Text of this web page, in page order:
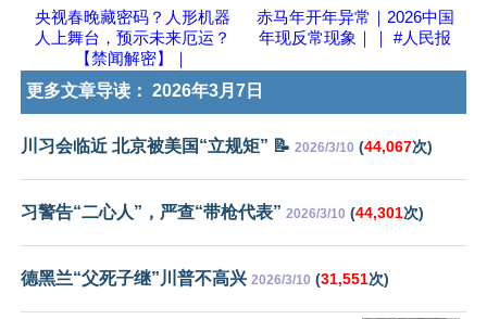
央视春晚藏密码？人形机器
人上舞台，预示未来厄运？
【禁闻解密】｜
赤马年开年异常｜2026中国
年现反常现象｜｜ #人民报
更多文章导读： 2026年3月7日
川习会临近 北京被美国“立规矩” 📝 2026/3/10 (44,067次)
习警告“二心人”，严查“带枪代表” 2026/3/10 (44,301次)
德黑兰“父死子继”川普不高兴 2026/3/10 (31,551次)